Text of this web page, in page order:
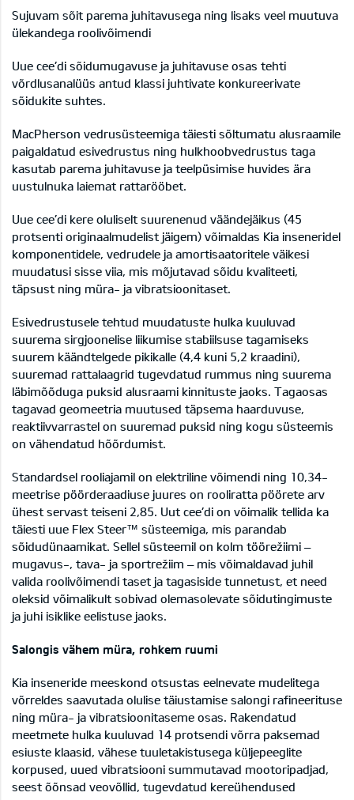
Sujuvam sõit parema juhitavusega ning lisaks veel muutuva
ülekandega roolivõimendi
Uue cee’di sõidumugavuse ja juhitavuse osas tehti
võrdlusanalüüs antud klassi juhtivate konkureerivate
sõidukite suhtes.
MacPherson vedrusüsteemiga täiesti sõltumatu alusraamile
paigaldatud esivedrustus ning hulkhoobvedrustus taga
kasutab parema juhitavuse ja teelpüsimise huvides ära
uustulnuka laiemat rattarööbet.
Uue cee’di kere oluliselt suurenenud väändejäikus (45
protsenti originaalmudelist jäigem) võimaldas Kia inseneridel
komponentidele, vedrudele ja amortisaatoritele väikesi
muudatusi sisse viia, mis mõjutavad sõidu kvaliteeti,
täpsust ning müra- ja vibratsioonitaset.
Esivedrustusele tehtud muudatuste hulka kuuluvad
suurema sirgjoonelise liikumise stabiilsuse tagamiseks
suurem käändtelgede pikikalle (4,4 kuni 5,2 kraadini),
suuremad rattalaagrid tugevdatud rummus ning suurema
läbimõõduga puksid alusraami kinnituste jaoks. Tagaosas
tagavad geomeetria muutused täpsema haarduvuse,
reaktiivvarrastel on suuremad puksid ning kogu süsteemis
on vähendatud hõõrdumist.
Standardsel rooliajamil on elektriline võimendi ning 10,34-
meetrise pöörderaadiuse juures on rooliratta pöörete arv
ühest servast teiseni 2,85. Uut cee’di on võimalik tellida ka
täiesti uue Flex Steer™ süsteemiga, mis parandab
sõidudünaamikat. Sellel süsteemil on kolm töörežiimi –
mugavus-, tava- ja sportrežiim – mis võimaldavad juhil
valida roolivõimendi taset ja tagasiside tunnetust, et need
oleksid võimalikult sobivad olemasolevate sõidutingimuste
ja juhi isiklike eelistuse jaoks.
Salongis vähem müra, rohkem ruumi
Kia inseneride meeskond otsustas eelnevate mudelitega
võrreldes saavutada olulise täiustamise salongi rafineerituse
ning müra- ja vibratsioonitaseme osas. Rakendatud
meetmete hulka kuuluvad 14 protsendi võrra paksemad
esiuste klaasid, vähese tuuletakistusega küljepeeglite
korpused, uued vibratsiooni summutavad mootoripadjad,
seest õõnsad veovõllid, tugevdatud kereühendused